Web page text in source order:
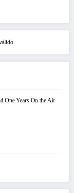
One Years On the Air